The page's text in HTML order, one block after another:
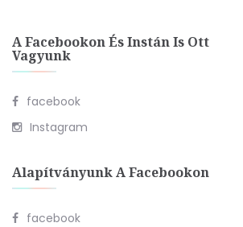
A Facebookon És Instán Is Ott
Vagyunk
facebook
Instagram
Alapítványunk A Facebookon
facebook